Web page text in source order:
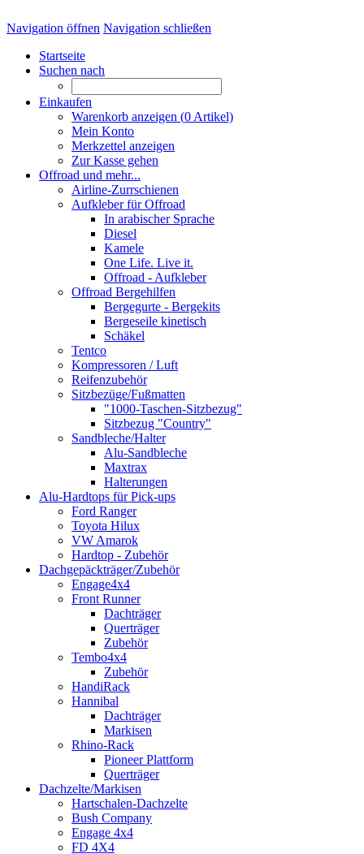
Navigation öffnen Navigation schließen
Startseite
Suchen nach
Einkaufen
Warenkorb anzeigen (0 Artikel)
Mein Konto
Merkzettel anzeigen
Zur Kasse gehen
Offroad und mehr...
Airline-Zurrschienen
Aufkleber für Offroad
In arabischer Sprache
Diesel
Kamele
One Life. Live it.
Offroad - Aufkleber
Offroad Bergehilfen
Bergegurte - Bergekits
Bergeseile kinetisch
Schäkel
Tentco
Kompressoren / Luft
Reifenzubehör
Sitzbezüge/Fußmatten
"1000-Taschen-Sitzbezug"
Sitzbezug "Country"
Sandbleche/Halter
Alu-Sandbleche
Maxtrax
Halterungen
Alu-Hardtops für Pick-ups
Ford Ranger
Toyota Hilux
VW Amarok
Hardtop - Zubehör
Dachgepäckträger/Zubehör
Engage4x4
Front Runner
Dachträger
Querträger
Zubehör
Tembo4x4
Zubehör
HandiRack
Hannibal
Dachträger
Markisen
Rhino-Rack
Pioneer Plattform
Querträger
Dachzelte/Markisen
Hartschalen-Dachzelte
Bush Company
Engage 4x4
FD 4X4